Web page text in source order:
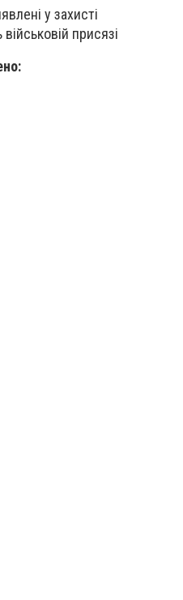
у захисті
присязі